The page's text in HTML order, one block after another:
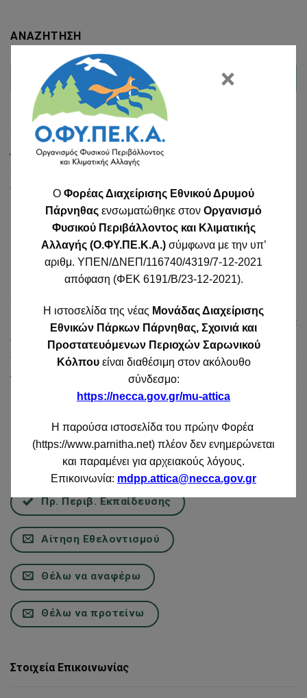
ΑΝΑΖΉΤΗΣΗ
ΚΑΤΗΓΟΡΊΕΣ
Έργα – Δράσεις
Ανακοινώσεις
Εθνικός Δρυμός Πάρνηθας
Η Πάρνηθα βρίσκεται στη βόρεια πλευρά της Αττικής, σε
απόσταση 20 χλμ. (σε ευθεία γραμμή) ή 36 χλμ. οδικώς
από την Αθήνα. Είναι ένα μεγάλο συγκρότημα από την
Ανατολή προς την Δύση, που δυτικά ενώνεται με το όρος
Πάστρα και το οροπέδιο των Σκούρτων. Είναι το
Φόρμες Επικοινωνίας
Πρ. Περιβ. Εκπαίδευσης
Αίτηση Εθελοντισμού
Θέλω να αναφέρω
Θέλω να προτείνω
Στοιχεία Επικοινωνίας
×
O Φορέας Διαχείρισης Εθνικού Δρυμού
Πάρνηθας ενσωματώθηκε στον Οργανισμό
Φυσικού Περιβάλλοντος και Κλιματικής
Αλλαγής (Ο.ΦΥ.ΠΕ.Κ.Α.)σύμφωνα με την υπ’
αριθμ. ΥΠΕΝ/ΔΝΕΠ/116740/4319/7-12-2021
απόφαση (ΦΕΚ 6191/Β/23-12-2021).
Η ιστοσελίδα της νέας Μονάδας Διαχείρισης
Εθνικών Πάρκων Πάρνηθας, Σχοινιά και
Προστατευόμενων Περιοχών Σαρωνικού
Κόλπου είναι διαθέσιμη στον ακόλουθο
σύνδεσμο:
https://necca.gov.gr/mu-attica
Η παρούσα ιστοσελίδα του πρώην Φορέα
(https://www.parnitha.net) πλέον δεν ενημερώνεται
και παραμένει για αρχειακούς λόγους.
Επικοινωνία: mdpp.attica@necca.gov.gr